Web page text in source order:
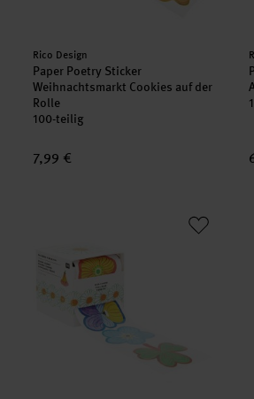
Hersteller:
Rico Design
Paper Poetry Sticker
Weihnachtsmarkt Cookies auf der
Rolle
100-teilig
7,99 €